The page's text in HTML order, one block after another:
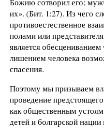
Божию сотворил его;
их». (Бит. 1:27). Из чего
противоестественное
полами или
является
лишением человека
спасения.
Поэтому мы призываем
проведение
как общественным
детей и болгарской нации